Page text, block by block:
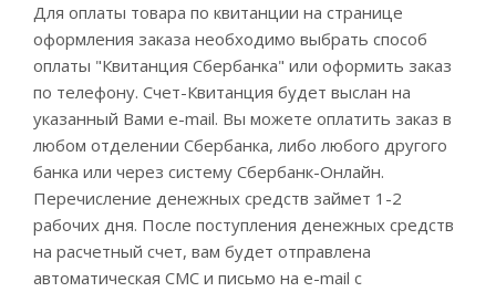
Для оплаты товара по квитанции на странице
оформления заказа необходимо выбрать способ
оплаты "Квитанция Сбербанка" или оформить заказ
по телефону. Счет-Квитанция будет выслан на
указанный Вами e-mail. Вы можете оплатить заказ в
любом отделении Сбербанка, либо любого другого
банка или через систему Сбербанк-Онлайн.
Перечисление денежных средств займет 1-2
рабочих дня. После поступления денежных средств
на расчетный счет, вам будет отправлена
автоматическая СМС и письмо на e-mail с